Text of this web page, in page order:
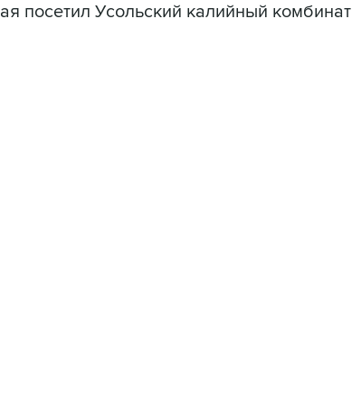
посетил Усольский калийный комбинат